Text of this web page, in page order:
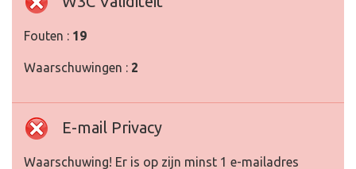
Fouten : 19
Waarschuwingen : 2
E-mail Privacy
Waarschuwing! Er is op zijn minst 1 e-mailadres